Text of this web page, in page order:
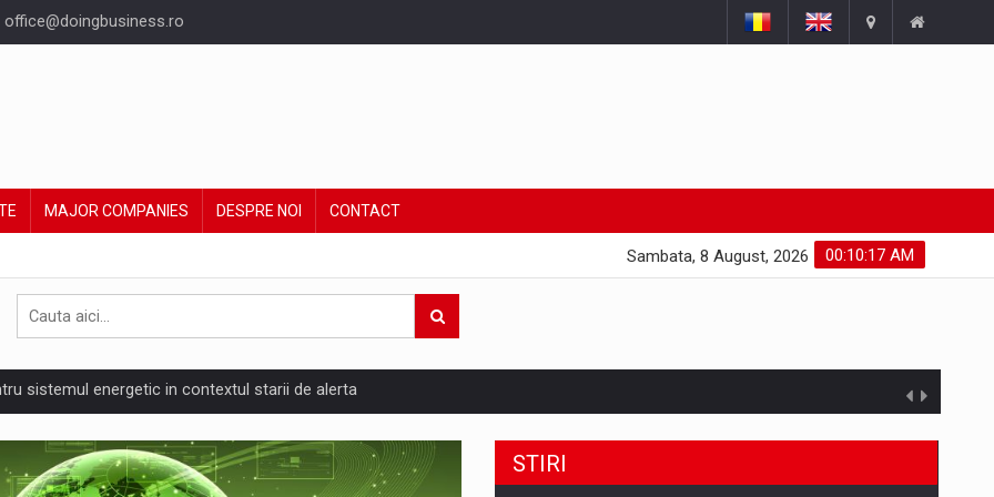
office@doingbusiness.ro
MAJOR COMPANIES DESPRE NOI CONTACT
00:10:18 AM
Sambata, 8 August, 2026
sistemul energetic in contextul starii de alerta
pedepseste granitele?
Reveals About Bakuchiol's Evolution
STIRI